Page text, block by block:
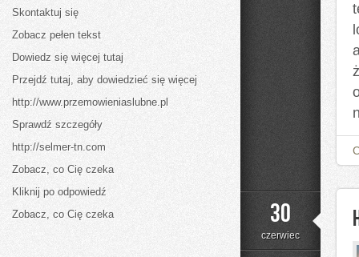
30
czerwiec
Skontaktuj się
Zobacz pełen tekst
Dowiedz się więcej tutaj
Przejdź tutaj, aby dowiedzieć się więcej
http://www.przemowieniaslubne.pl
Sprawdź szczegóły
http://selmer-tn.com
Zobacz, co Cię czeka
Kliknij po odpowiedź
Zobacz, co Cię czeka